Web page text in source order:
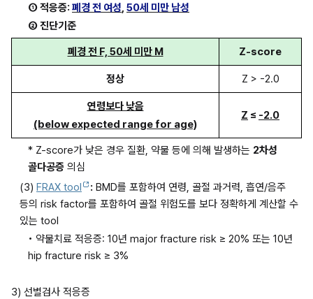
① 적응증: 폐경 전 여성 50세 미만 남성
② 진단기준
폐경 전 F, 50세 미만 M Z-score
정상 Z > -2.0
연령보다 낮음
(below expected range for age)
Z ≤ -2.0
* Z-score가 낮은 경우 질환, 약물 등에 의해 발생하는 2차성
골다공증 의심
(3) FRAX tool : BMD를 포함하여 연령, 골절 과거력, 흡연/음주
등의 risk factor를 포함하여 골절 위험도를 보다 정확하게 계산할 수
있는 tool
• 약물치료 적응증: 10년 major fracture risk ≥ 20% 또는 10년
hip fracture risk ≥ 3%
3) 선별검사 적응증